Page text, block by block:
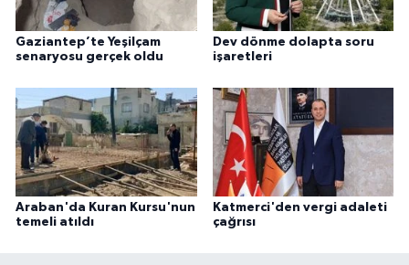
Gaziantep’te Yeşilçam
senaryosu gerçek oldu
Dev dönme dolapta soru
işaretleri
Araban'da Kuran Kursu'nun
temeli atıldı
Katmerci'den vergi adaleti
çağrısı